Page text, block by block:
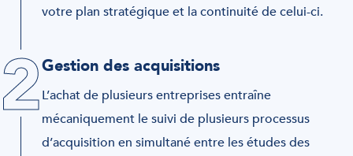
votre plan stratégique et la continuité de celui-ci.
2Gestion des acquisitions
L’achat de plusieurs entreprises entraîne
mécaniquement le suivi de plusieurs processus
d’acquisition en simultané entre les études des